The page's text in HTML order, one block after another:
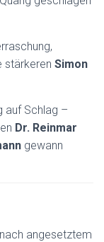
stärkeren Simon
auf Schlag –
Dr. Reinmar
gewann
angesetztem